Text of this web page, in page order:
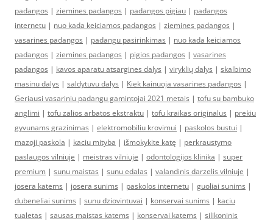
padangos | ziemines padangos | padangos pigiau | padangos
internetu | nuo kada keiciamos padangos | ziemines padangos |
vasarines padangos | padangu pasirinkimas | nuo kada keiciamos
padangos | ziemines padangos | pigios padangos | vasarines
padangos | kavos aparatu atsargines dalys | viryklių dalys | skalbimo
masinu dalys | saldytuvu dalys | Kiek kainuoja vasarines padangos |
Geriausi vasariniu padangu gamintojai 2021 metais | tofu su bambuko
anglimi | tofu zalios arbatos ekstraktu | tofu kraikas originalus | prekiu
gyvunams grazinimas | elektromobiliu krovimui | paskolos bustui |
mazoji paskola | kaciu mityba | išmokykite katę | perkraustymo
paslaugos vilniuje | meistras vilniuje | odontologijos klinika | super
premium | sunu maistas | sunu edalas | valandinis darzelis vilniuje |
josera katems | josera sunims | paskolos internetu | guoliai sunims |
dubeneliai sunims | sunu dziovintuvai | konservai sunims | kaciu
tualetas | sausas maistas katems | konservai katems | silikoninis